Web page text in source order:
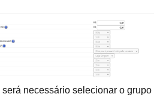
necessário selecionar o grupo